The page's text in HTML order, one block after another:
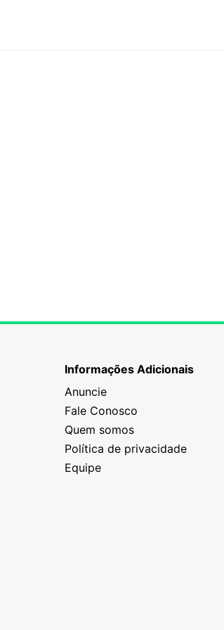
Informações Adicionais
Anuncie
Fale Conosco
Quem somos
Política de privacidade
Equipe